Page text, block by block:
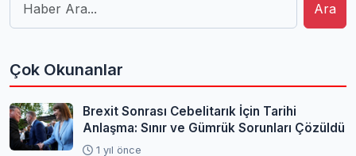
Ara
Çok Okunanlar
Brexit Sonrası Cebelitarık İçin Tarihi
Anlaşma: Sınır ve Gümrük Sorunları Çözüldü
1 yıl önce